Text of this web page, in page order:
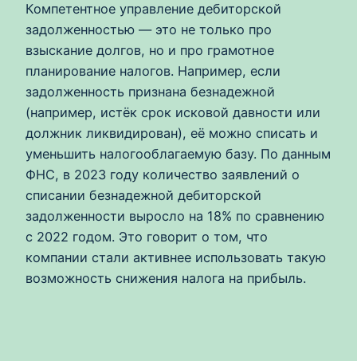
Компетентное управление дебиторской
задолженностью — это не только про
взыскание долгов, но и про грамотное
планирование налогов. Например, если
задолженность признана безнадежной
(например, истёк срок исковой давности или
должник ликвидирован), её можно списать и
уменьшить налогооблагаемую базу. По данным
ФНС, в 2023 году количество заявлений о
списании безнадежной дебиторской
задолженности выросло на 18% по сравнению
с 2022 годом. Это говорит о том, что
компании стали активнее использовать такую
возможность снижения налога на прибыль.